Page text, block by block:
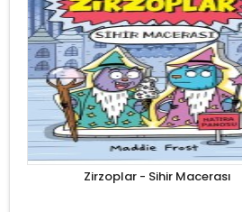
Zirzoplar - Sihir Macerası